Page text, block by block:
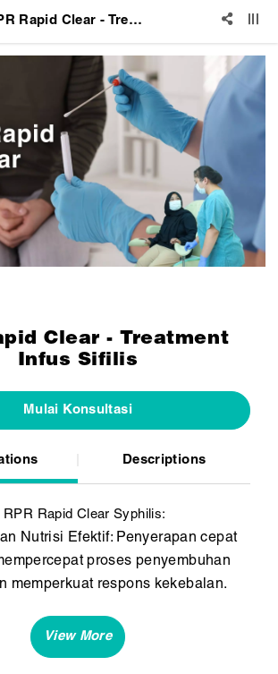
RPR Rapid Clear - Treatment Infus Sifilis
Clear - Treatment
Infus Sifilis
Mulai Konsultasi
Descriptions
RPR Rapid Clear Syphilis:
Nutrisi Efektif: Penyerapan cepat
proses penyembuhan
memperkuat respons kekebalan.
tradisional untuk mengoptimalkan
tubuh dalam melawan Sifilis